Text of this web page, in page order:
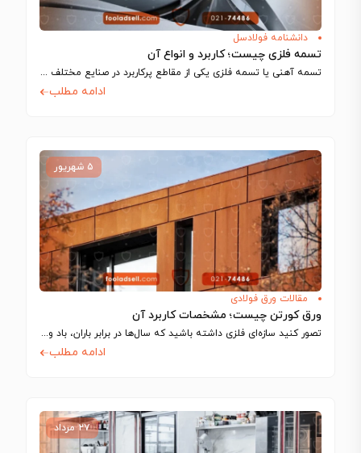
دانشنامه فولادسل
تسمه فلزی چیست؛ کاربرد و انواع آن
تسمه آهنی یا تسمه فلزی یکی از مقاطع پرکاربرد در صنایع مختلف مانند ساخت…
ادامه مطلب
۵ شهریور
مقالات ورق فولادی
ورق کورتن چیست؛ مشخصات کاربرد آن
تصور کنید سازه‌ای فلزی داشته باشید که سال‌ها در برابر باران، باد و نور…
ادامه مطلب
۲۷ مرداد